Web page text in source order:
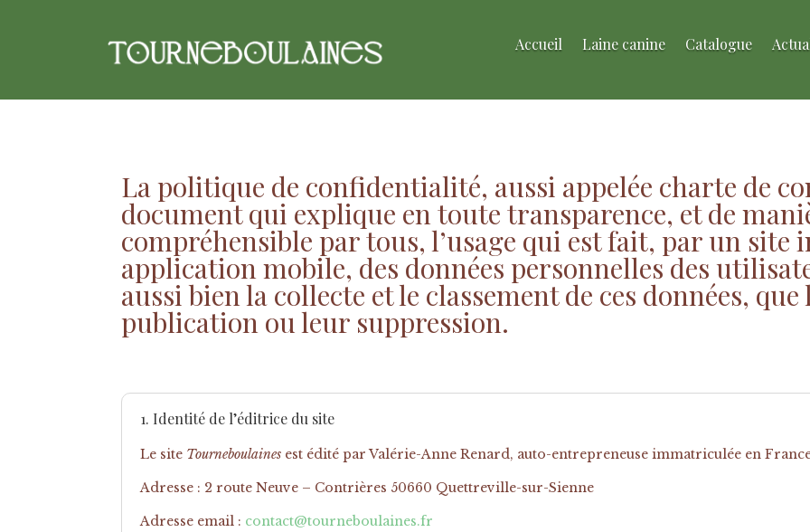
Accueil Laine canine Catalogue
La politique de confidentialité, aussi appelée charte de
document qui explique en toute transparence, et de
compréhensible par tous, l’usage qui est fait, par un site
application mobile, des données personnelles des
aussi bien la collecte et le classement de ces données,
publication ou leur suppression.
1. Identité de l’éditrice du site
Le site Tourneboulaines est édité par Valérie-Anne Renard, auto-entrepreneuse immatriculée en
Adresse : 2 route Neuve – Contrières 50660 Quettreville-sur-Sienne
Adresse email : contact@tourneboulaines.fr